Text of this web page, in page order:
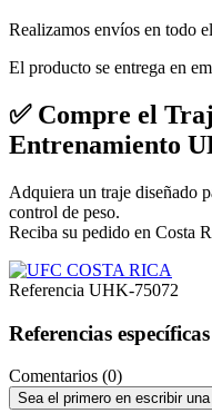
Realizamos envíos en todo
El producto se entrega en
✅ Compre el
Entrenamiento
Adquiera un traje diseñado
control de peso.
Reciba su pedido en Costa
Referencia UHK-75072
Referencias específicas
Comentarios (0)
Sea el primero en escribir